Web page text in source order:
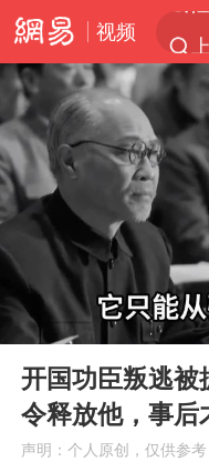
视频
Play
00:00
开国功臣叛逃
令释放他，事后
声明：个人原创，仅供参考